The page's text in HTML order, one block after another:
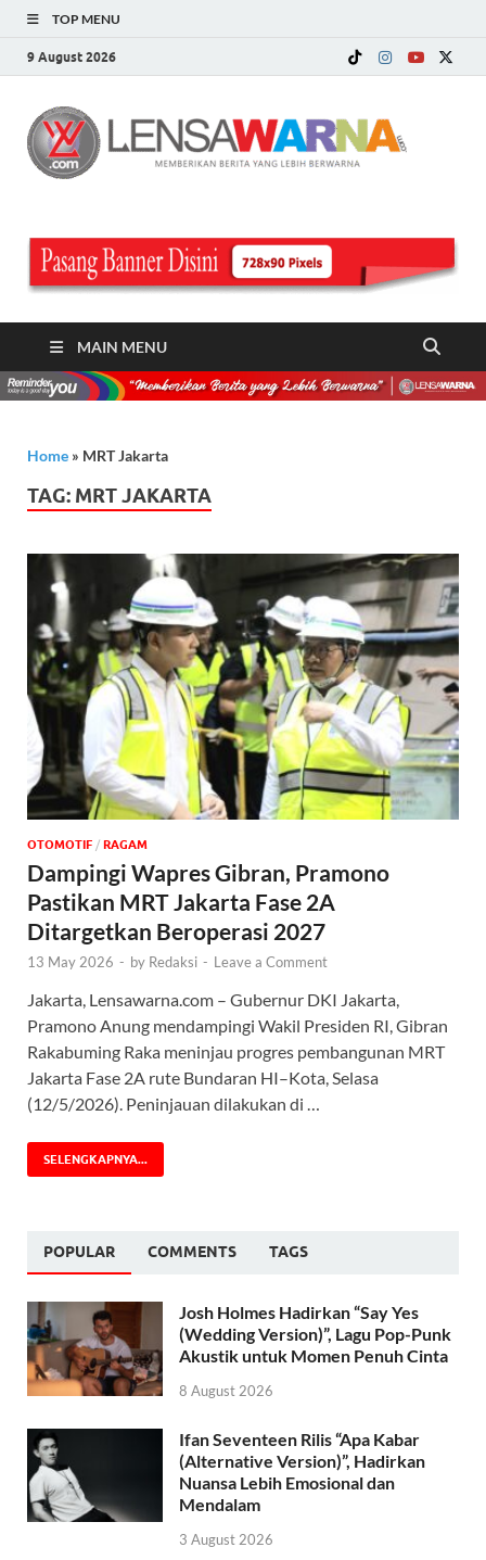
TOP MENU
9 August 2026
MAIN MENU
Home » MRT Jakarta
TAG: MRT JAKARTA
OTOMOTIF / ‎RAGAM
Dampingi Wapres Gibran, Pramono
Pastikan MRT Jakarta Fase 2A
Ditargetkan Beroperasi 2027
13 May 2026 - by Redaksi - Leave a Comment
Jakarta, Lensawarna.com – Gubernur DKI Jakarta,
Pramono Anung mendampingi Wakil Presiden RI, Gibran
Rakabuming Raka meninjau progres pembangunan MRT
Jakarta Fase 2A rute Bundaran HI–Kota, Selasa
(12/5/2026). Peninjauan dilakukan di …
SELENGKAPNYA...
POPULAR COMMENTS TAGS
Josh Holmes Hadirkan “Say Yes
(Wedding Version)”, Lagu Pop-Punk
Akustik untuk Momen Penuh Cinta
8 August 2026
Ifan Seventeen Rilis “Apa Kabar
(Alternative Version)”, Hadirkan
Nuansa Lebih Emosional dan
Mendalam
3 August 2026